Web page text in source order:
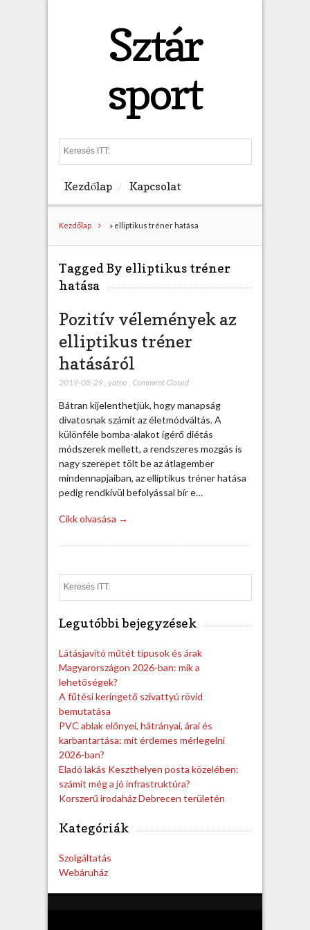
Sztár
sport
e
h
Kezdőlap Kapcsolat
Kezdőlap » elliptikus tréner hatása
Tagged By elliptikus tréner
hatása
Pozitív vélemények az
elliptikus tréner
hatásáról
2019-08-29, yatoo, Comment Closed
Bátran kijelenthetjük, hogy manapság
divatosnak számít az életmódváltás. A
különféle bomba-alakot ígérő diétás
módszerek mellett, a rendszeres mozgás is
nagy szerepet tölt be az átlagember
mindennapjaiban, az elliptikus tréner hatása
pedig rendkívül befolyással bír e…
Cikk olvasása →
e
Legutóbbi bejegyzések
Látásjavító műtét típusok és árak
Magyarországon 2026-ban: mik a
lehetőségek?
A fűtési keringető szivattyú rövid
bemutatása
PVC ablak előnyei, hátrányai, árai és
karbantartása: mit érdemes mérlegelni
2026-ban?
Eladó lakás Keszthelyen posta közelében:
számít még a jó infrastruktúra?
Korszerű irodaház Debrecen területén
Kategóriák
Szolgáltatás
Webáruház